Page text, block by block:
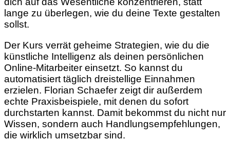
lange zu überlegen, wie du deine Texte gestalten
sollst.
Der Kurs verrät geheime Strategien, wie du die
künstliche Intelligenz als deinen persönlichen
Online-Mitarbeiter einsetzt. So kannst du
automatisiert täglich dreistellige Einnahmen
erzielen. Florian Schaefer zeigt dir außerdem
echte Praxisbeispiele, mit denen du sofort
durchstarten kannst. Damit bekommst du nicht nur
Wissen, sondern auch Handlungsempfehlungen,
die wirklich umsetzbar sind.